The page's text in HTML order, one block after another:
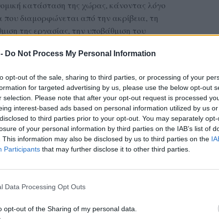
Do Not Process My Personal Information
opt-out of the sale, sharing to third parties, or processing of your
for targeted advertising by us, please use the below opt-out
selection. Please note that after your opt-out request is processed
interest-based ads based on personal information utilized by us
to third parties prior to your opt-out. You may separately
of your personal information by third parties on the IAB’s list of
This information may also be disclosed by us to third parties on the
Participants that may further disclose it to other third parties.
Data Processing Opt Outs
opt-out of the Sharing of my personal data.
κατάσταση της χώρας, κάνοντας λόγο
που διαμορφώνεται από την ακρίβεια, τη
της εργασίας, την υποβάθμιση του
των δημοκρατικών θεσμών.
οι αναφορές της στη στρατηγική που
Η πρώην υπουργός εκφράζει
επιλογή να δοθεί προτεραιότητα, όπως
ιδεολογικής ταυτότητας αντί στην
και προοδευτικού πλειοψηφικού
ΔΙΑΦΗΜΙΣΗ